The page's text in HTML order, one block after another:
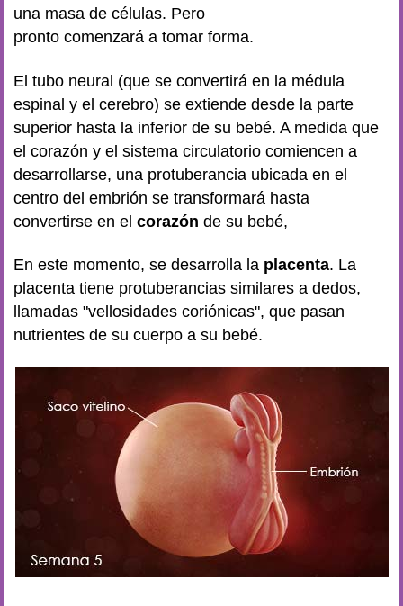
una masa de células. Pero
pronto comenzará a tomar forma.
El tubo neural (que se convertirá en la médula
espinal y el cerebro) se extiende desde la parte
superior hasta la inferior de su bebé. A medida que
el corazón y el sistema circulatorio comiencen a
desarrollarse, una protuberancia ubicada en el
centro del embrión se transformará hasta
convertirse en el corazón de su bebé,
En este momento, se desarrolla la placenta. La
placenta tiene protuberancias similares a dedos,
llamadas "vellosidades coriónicas", que pasan
nutrientes de su cuerpo a su bebé.